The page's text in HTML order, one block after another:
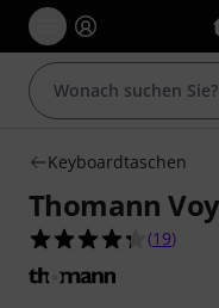
Keyboardtaschen
Thomann
4.3 von
(19)